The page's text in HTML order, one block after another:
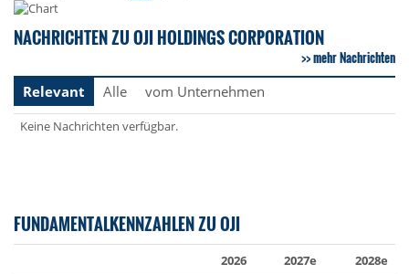
NACHRICHTEN ZU OJI HOLDINGS CORPORATION
mehr Nachrichten
Relevant
Alle vom Unternehmen
Keine Nachrichten verfügbar.
FUNDAMENTALKENNZAHLEN ZU OJI
2026 2027e
2028e